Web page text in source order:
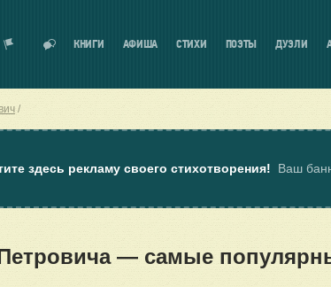
КНИГИ АФИША СТИХИ ПОЭТЫ ДУЭЛИ
здесь рекламу своего стихотворения! Ваш
— самые